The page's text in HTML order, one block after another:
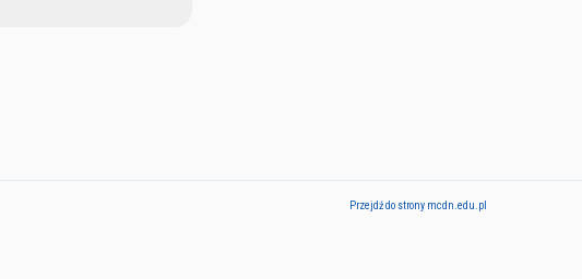
Przejdź do strony mcdn.edu.pl